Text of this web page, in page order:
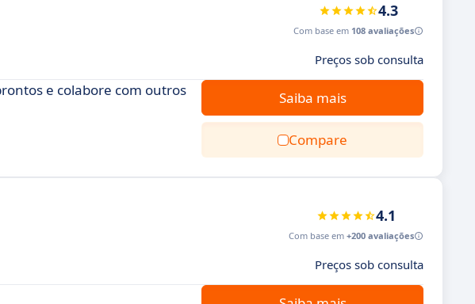
4.3
Com base em 108 avaliações
Preços sob consulta
e colabore com outros
Saiba mais
Compare
4.1
Com base em +200 avaliações
Preços sob consulta